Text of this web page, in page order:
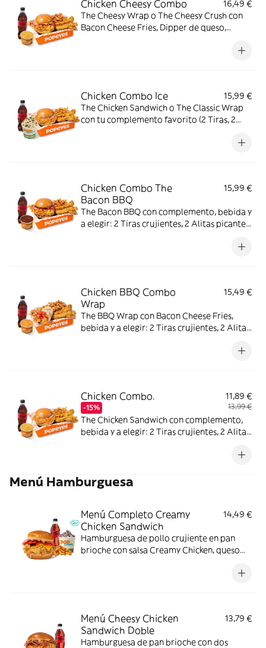
Chicken Cheesy Combo
16,49 €
The Cheesy Wrap o The Cheesy Crush con
Bacon Cheese Fries, Dipper de queso,
Chicken Combo Ice
15,99 €
The Chicken Sandwich o The Classic Wrap
con tu complemento favorito (2 Tiras, 2
cajún, bebida y Pop Cream de Oreo o Kit
Chicken Combo The
Bacon BBQ
15,99 €
The Bacon BBQ con complemento, bebida y
a elegir: 2 Tiras crujientes, 2 Alitas picantes
Chicken BBQ Combo
Wrap
15,49 €
The BBQ Wrap con Bacon Cheese Fries,
bebida y a elegir: 2 Tiras crujientes, 2 Alitas
Chicken Combo.
-15%
11,89 €
13,99 €
The Chicken Sandwich con complemento,
bebida y a elegir: 2 Tiras crujientes, 2 Alitas
Menú Hamburguesa
Menú Completo Creamy
Chicken Sandwich
14,49 €
Hamburguesa de pollo crujiente en pan
brioche con salsa Creamy Chicken, queso
Menú Cheesy Chicken
Sandwich Doble
13,79 €
Hamburguesa de pan brioche con dos